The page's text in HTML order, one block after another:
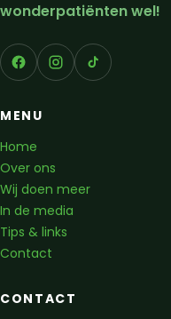
wonderpatiënten wel!
MENU
Home
Over ons
Wij doen meer
In de media
Tips & links
Contact
CONTACT